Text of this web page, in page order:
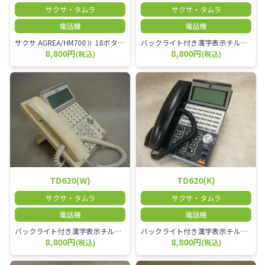
サクサ・タムラ
電話機
サクサ AGREA/HM700Ⅱ 18ボタン多機能電話機
8,800円(税込)
サクサ・タムラ
電話機
バックライト付き漢字表示チルトディスプレイ18ボタン電話機(18外線対応)(白) TD610(W)
8,800円(税込)
TD620(W)
サクサ・タムラ
電話機
バックライト付き漢字表示チルトディスプレイ30ボタン電話機(30外線対応)(白)
8,800円(税込)
TD620(K)
サクサ・タムラ
電話機
バックライト付き漢字表示チルトディスプレイ30ボタン電話機(30外線対応)(黒)
8,800円(税込)